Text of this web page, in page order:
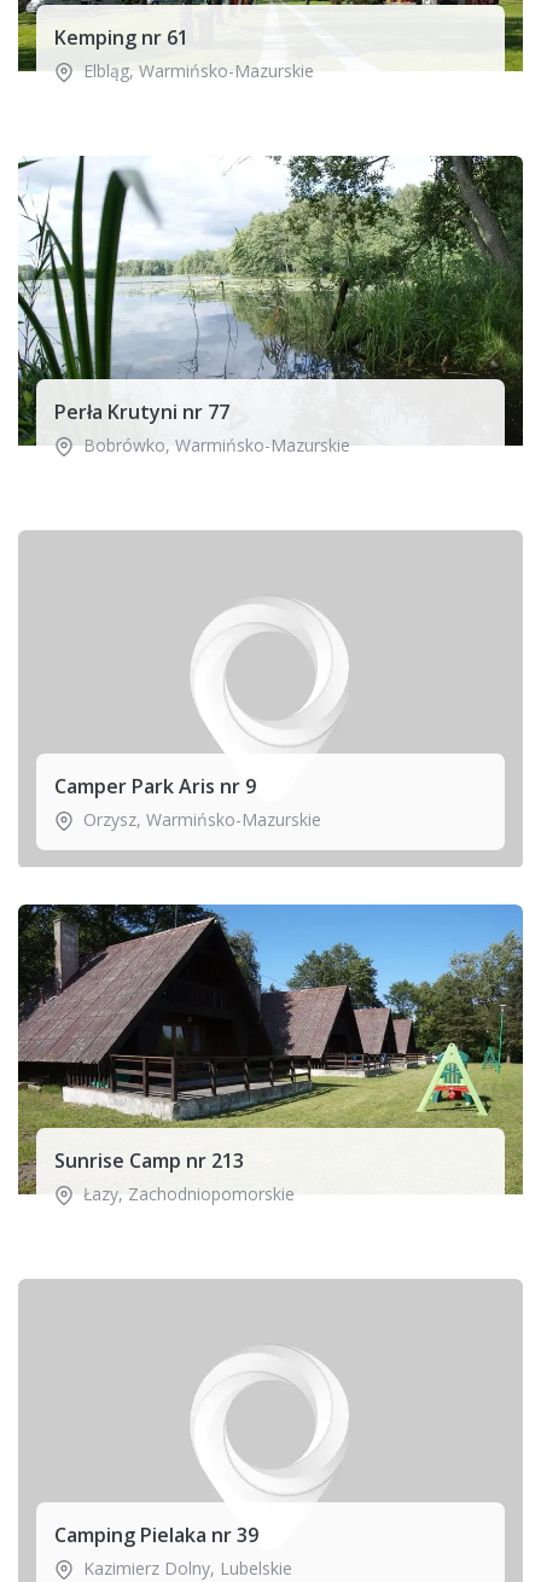
Kemping nr 61
Elbląg,Warmińsko-Mazurskie
Perła Krutyni nr 77
Bobrówko, Warmińsko-Mazurskie
Camper Park Aris nr 9
Orzysz, Warmińsko-Mazurskie
Sunrise Camp nr 213
Łazy, Zachodniopomorskie
Camping Pielaka nr 39
Kazimierz Dolny, Lubelskie